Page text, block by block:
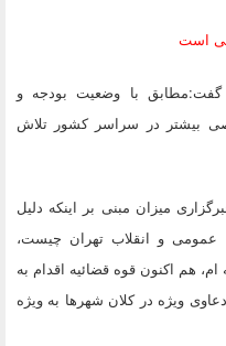
است
گفت:مطابق با وضعیت بودجه و
بیشتر در سراسر کشور تلاش
میزان مبنی بر اینکه دلیل
و انقلاب تهران چیست،
هم اکنون قوه قضائیه اقدام به
ویژه در کلان شهرها به ویژه